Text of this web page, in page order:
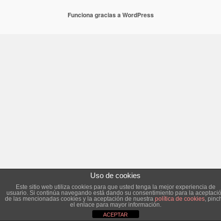
Funciona gracias a WordPress
Uso de cookies
Este sitio web utiliza cookies para que usted tenga la mejor experiencia de
usuario. Si continúa navegando está dando su consentimiento para la
de las mencionadas cookies y la aceptación de nuestra política de cookies,
el enlace para mayor información.
ACEPTAR